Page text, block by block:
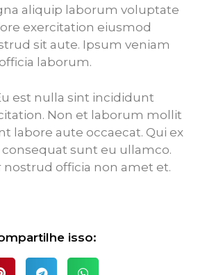
aliquip laborum voluptate
exercitation eiusmod
sit aute. Ipsum veniam
laborum.
est nulla sint incididunt
Non et laborum mollit
labore aute occaecat. Qui ex
sunt eu ullamco.
nostrud officia non amet et.
isso: